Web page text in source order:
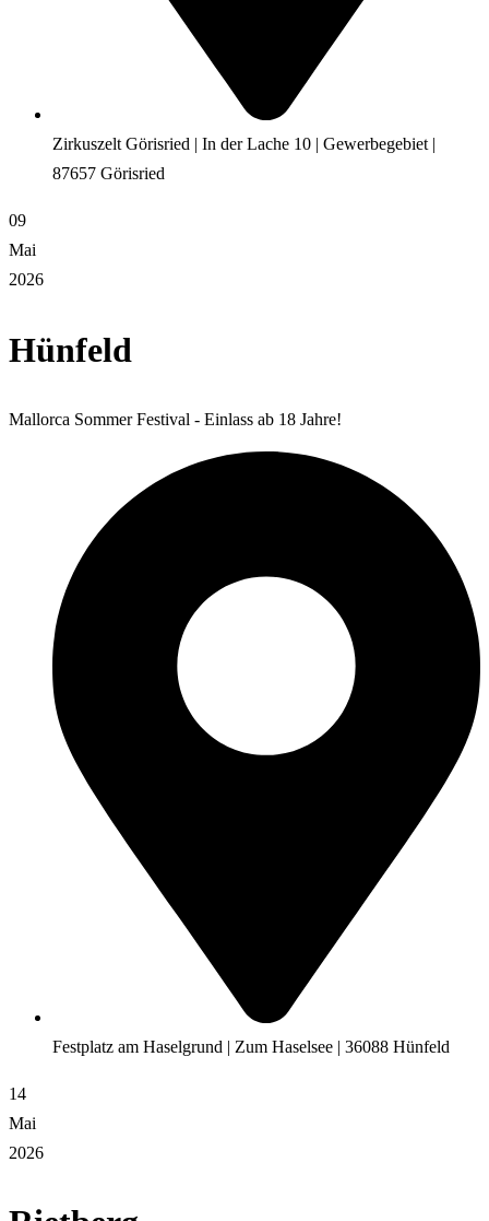
Zirkuszelt Görisried | In der Lache 10 | Gewerbegebiet |
87657 Görisried
09
Mai
2026
Hünfeld
Mallorca Sommer Festival - Einlass ab 18 Jahre!
Festplatz am Haselgrund | Zum Haselsee | 36088 Hünfeld
14
Mai
2026